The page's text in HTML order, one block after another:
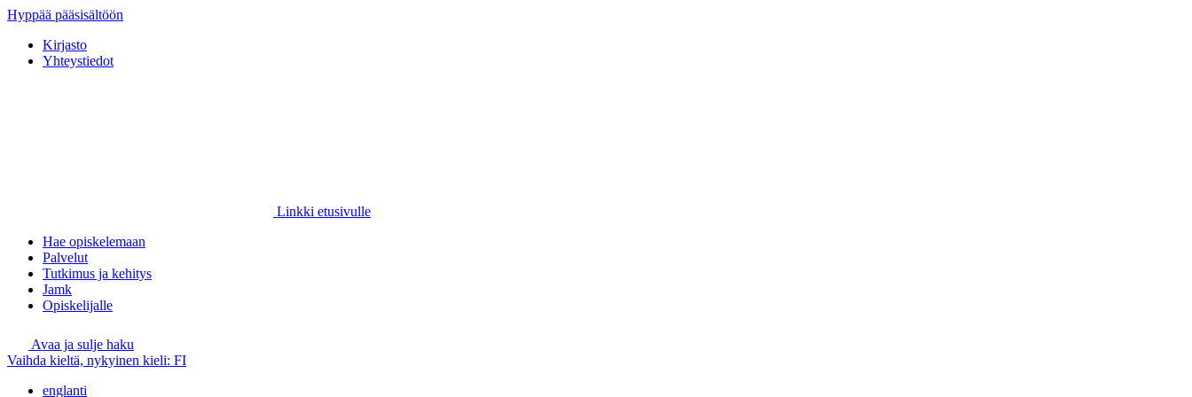
Hyppää pääsisältöön
Kirjasto
Yhteystiedot
Linkki etusivulle
Hae opiskelemaan
Palvelut
Tutkimus ja kehitys
Jamk
Opiskelijalle
Avaa ja sulje haku
Vaihda kieltä, nykyinen kieli: FI
englanti